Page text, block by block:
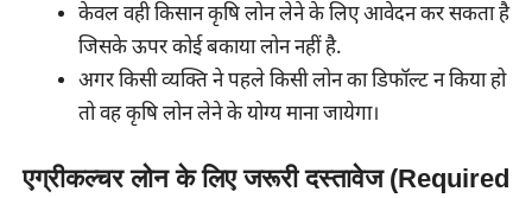
केवल वही किसान कृषि लोन लेने के लिए आवेदन कर सकता है
जिसके ऊपर कोई बकाया लोन नहीं है.
अगर किसी व्यक्ति ने पहले किसी लोन का डिफॉल्ट न किया हो
तो वह कृषि लोन लेने के योग्य माना जायेगा।
एग्रीकल्चर लोन के लिए जरूरी दस्तावेज (Required